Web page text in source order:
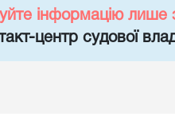
інформацію лише
центр судової